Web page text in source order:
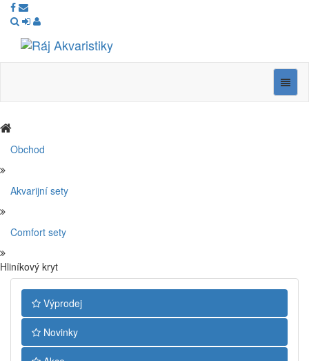
Ráj
Obchod
Akvarijní sety
Comfort sety
Hliníkový kryt
Výprodej
Novinky